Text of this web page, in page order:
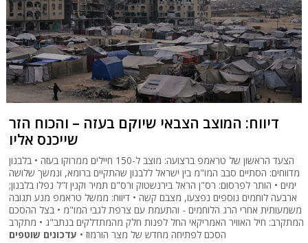
דיווח: המוצב הצבאי שיוקם בעזה – והכוח הזר
שייכנס אליו
הצעד הראשון של טראמפ ברצועה: מוצב ל-150 חיילים ממרוקו בעזה • בלבנון
מדווחים: הסתיים סבב המו"מ בין ישראל ללבנון שהתקיים ברומא, ונמשך שלושה
ימים • הותר לפרסום: רס"ן הראל בירנשטוק ורס"ם תמיר וקנין ז"ל נפלו בלבנון;
ארבעה לוחמים נוספים נפצעו, מצבם קשה • דיווח: ממשל טראמפ מנע תגובה
משמעותית אחרי הרג הלוחמים - והתעמת עם צרפת לגבי המו"מ • בצל ההסכם
המתקרב: חיל האוויר האמריקאי החל לפנות חלק מהמתדלקים בנתב"ג • מתקרב
הסכם לפתיחה מחדש של מצר הורמוז • עדכונים שוטפים